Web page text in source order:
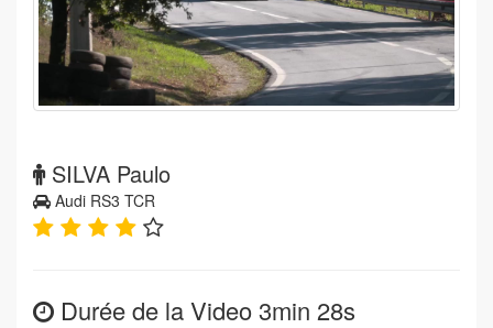
SILVA Paulo
Audi RS3 TCR
Durée de la Video 3min 28s